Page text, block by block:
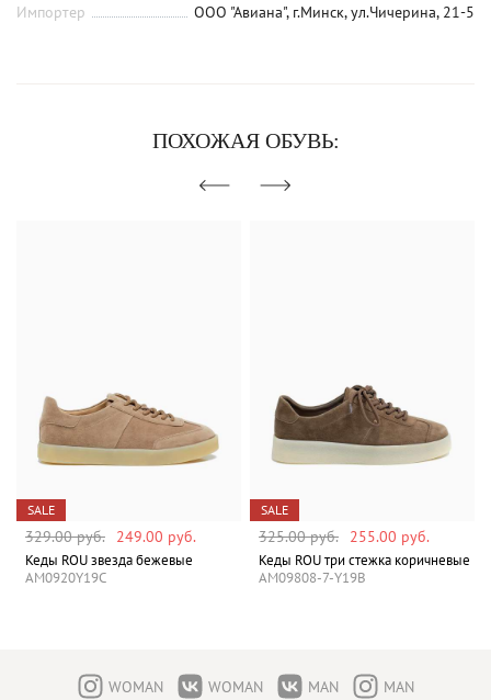
Импортер
ООО "Авиана", г.Минск, ул.Чичерина, 21-5
ПОХОЖАЯ ОБУВЬ:
SALE
329.00 руб. 249.00 руб.
Кеды ROU звезда бежевые
AM0920Y19C
SALE
325.00 руб. 255.00 руб.
Кеды ROU три стежка коричневые
AM09808-7-Y19B
WOMAN WOMAN MAN MAN